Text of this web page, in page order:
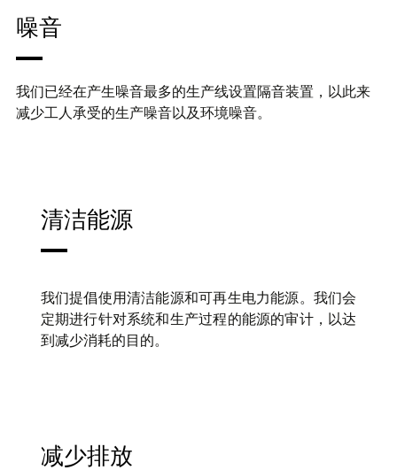
噪音
我们已经在产生噪音最多的生产线设置隔音装置，以此来
减少工人承受的生产噪音以及环境噪音。
清洁能源
我们提倡使用清洁能源和可再生电力能源。我们会
定期进行针对系统和生产过程的能源的审计，以达
到减少消耗的目的。
减少排放